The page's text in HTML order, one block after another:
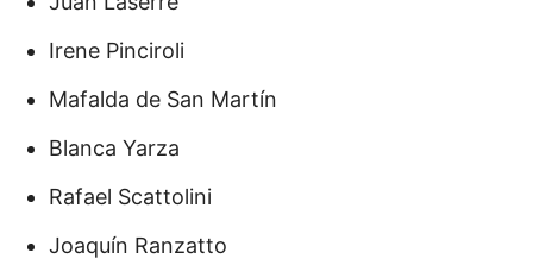
Irene Pinciroli
Mafalda de San Martín
Blanca Yarza
Rafael Scattolini
Joaquín Ranzatto